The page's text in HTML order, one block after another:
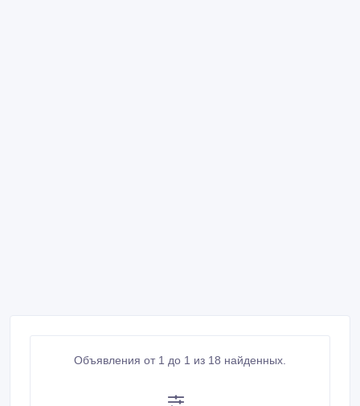
Объявления от 1 до 1 из 18 найденных.